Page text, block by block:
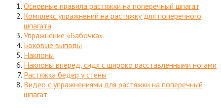
Основные правила растяжки на поперечный шпагат
Комплекс упражнений на растяжку для поперечного
шпагата
Упражнение «Бабочка»
Боковые выпады
Наклоны
Наклоны вперед, сидя с широко расставленными ногами
Растяжка бедер у стены
Видео с упражнениями для растяжки на поперечный
шпагат